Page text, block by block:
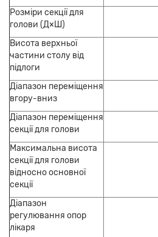
Розміри секції для
голови (Д×Ш)
Висота верхньої
частини столу від
підлоги
Діапазон переміщення
вгору-вниз
Діапазон переміщення
секції для голови
Максимальна висота
секції для голови
відносно основної
секції
Діапазон
регулювання опор
лікаря